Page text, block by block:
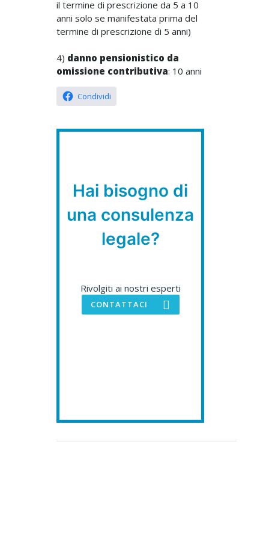
il termine di prescrizione da 5 a 10
anni solo se manifestata prima del
termine di prescrizione di 5 anni)
4) danno pensionistico da
omissione contributiva: 10 anni
Condividi
Hai bisogno di
una consulenza
legale?
Rivolgiti ai nostri esperti
CONTATTACI